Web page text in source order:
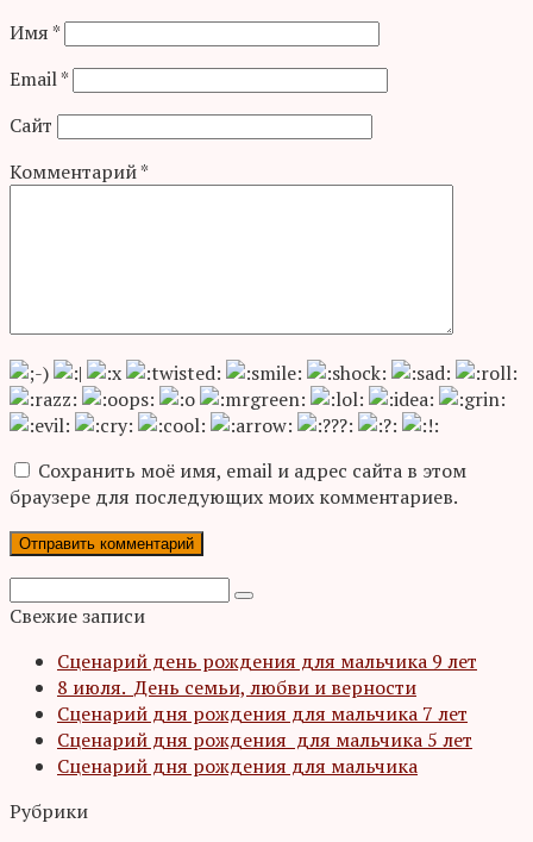
Имя *
Email*
Сайт
Комментарий*
Сохранить моё имя, email и адрес сайта в этом
браузере для последующих моих комментариев.
Поиск:
Свежие записи
Сценарий день рождения для мальчика 9 лет
8 июля. День семьи, любви и верности
Сценарий дня рождения для мальчика 7 лет
Сценарий дня рождения для мальчика 5 лет
Сценарий дня рождения для мальчика
Рубрики